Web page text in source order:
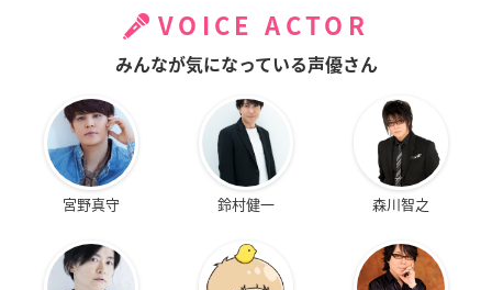
VOICE ACTOR
みんなが気になっている声優さん
宮野真守 鈴村健一 森川智之